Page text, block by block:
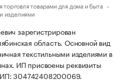
торговля товарами для дома и быта
изделиями
зарегистрирован
область. Основной вид
текстильными изделиями в
ИП присвоены реквизиты
304742408200069.